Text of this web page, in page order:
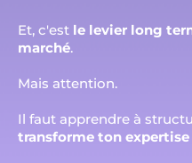
Et, c'est le levier long
marché.
Mais attention.
Il faut apprendre à
transforme ton